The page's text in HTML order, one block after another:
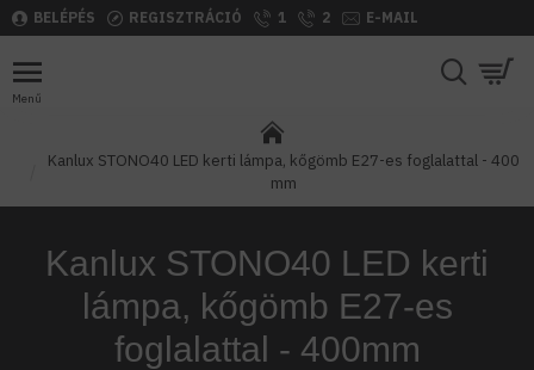
BELÉPÉS REGISZTRÁCIÓ 1 2 E-MAIL
Kanlux STONO40 LED kerti lámpa, kőgömb E27-es foglalattal - 400
mm
Kanlux STONO40 LED kerti
lámpa, kőgömb E27-es
foglalattal - 400mm